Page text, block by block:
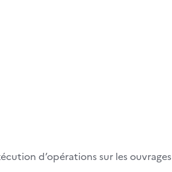
d’opérations sur les ouvrages